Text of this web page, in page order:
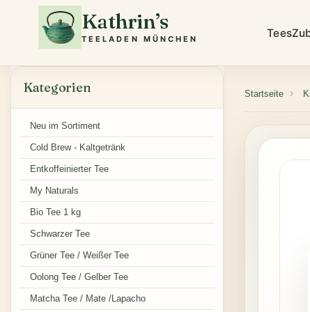
Kathrin’s
TEELADEN MÜNCHEN Tees
Startseite
Kategorien
Neu im Sortiment
Cold Brew - Kaltgetränk
Entkoffeinierter Tee
My Naturals
Bio Tee 1 kg
Schwarzer Tee
Grüner Tee / Weißer Tee
Oolong Tee / Gelber Tee
Matcha Tee / Mate /Lapacho